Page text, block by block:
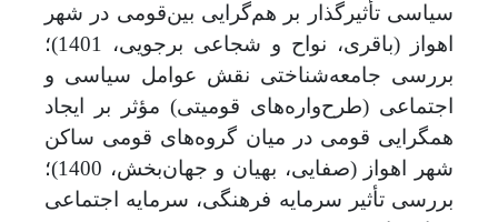
سیاسی تأثیرگذار بر هم‌گرایی بینقومی در شهر
اهواز (باقری، نواح و شجاعی برجویی، 1401)؛
بررسی جامعه‌شناختی نقش عوامل سیاسی و
اجتماعی (طرح‌واره‌های قومیتی) مؤثر بر ایجاد
همگرایی قومی در میان گروه‌های قومی ساکن
شهر اهواز (صفایی، بهیان و جهان‌بخش، 1400)؛
بررسی تأثیر سرمایه فرهنگی، سرمایه اجتماعی